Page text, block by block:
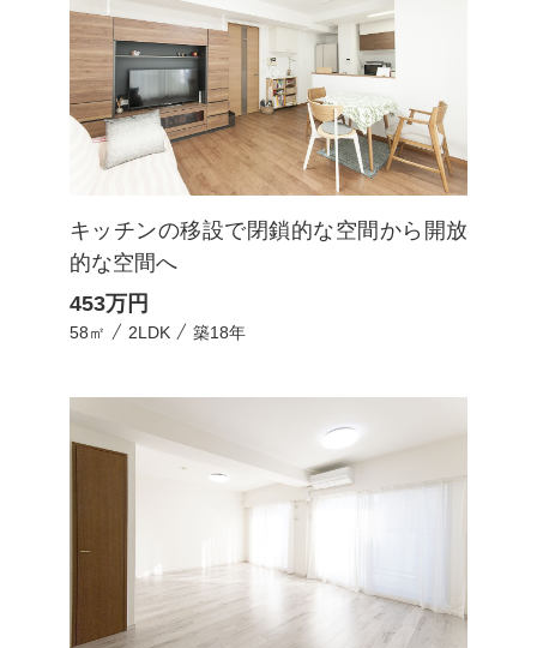
キッチンの移設で閉鎖的な空間から開放
的な空間へ
453万円
58㎡ 2LDK 築18年